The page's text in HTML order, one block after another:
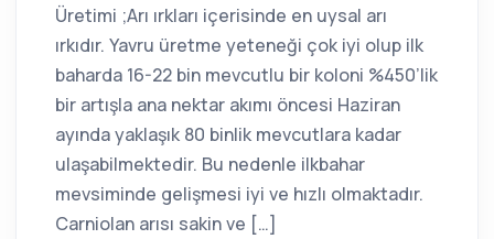
Üretimi ;Arı ırkları içerisinde en uysal arı
ırkıdır. Yavru üretme yeteneği çok iyi olup ilk
baharda 16-22 bin mevcutlu bir koloni %450’lik
bir artışla ana nektar akımı öncesi Haziran
ayında yaklaşık 80 binlik mevcutlara kadar
ulaşabilmektedir. Bu nedenle ilkbahar
mevsiminde gelişmesi iyi ve hızlı olmaktadır.
Carniolan arısı sakin ve […]